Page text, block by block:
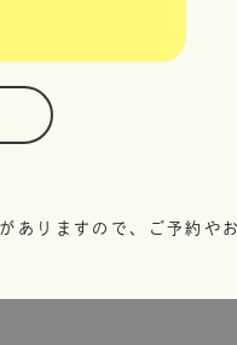
ありますので、ご予約や